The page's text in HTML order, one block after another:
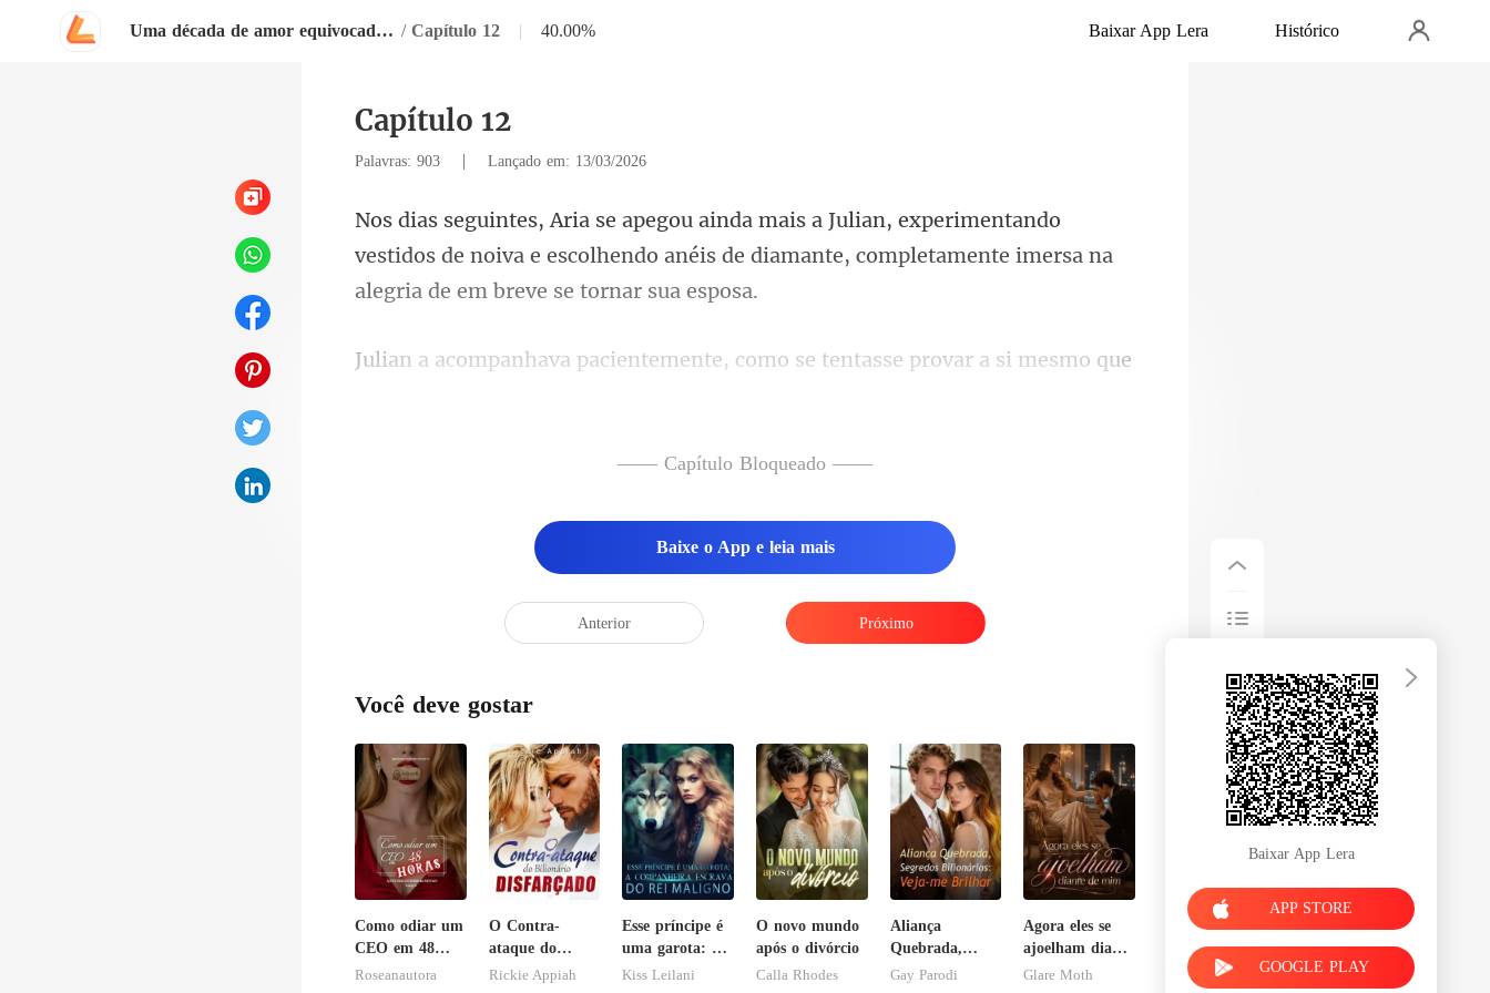
Uma década de amor equivocado, um mar de ódio e paixão / Capítulo 12 | 40.00% Baixar App Lera Histórico
Capítulo 12
Palavras: 903 | Lançado em: 13/03/2026
mentando
vestidos de noiva e escolhendo anéis de diamante, com
ntasse provar a si mesmo que
—— Capítulo Bloqueado ——
Baixe o App e leia mais
Anterior Próximo
Você deve gostar
Como odiar um
CEO em 48
horas
Roseanautora
O Contra-
ataque do
Bilionário
Rickie Appiah
Esse príncipe é
uma garota: A
companheira
Kiss Leilani
O novo mundo
após o divórcio
Calla Rhodes
Aliança
Quebrada,
Segredos
Gay Parodi
Agora eles se
ajoelham diante
de mim
Glare Moth
Baixar App Lera
APP STORE
GOOGLE PLAY